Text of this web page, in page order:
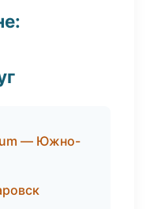
— Южно-